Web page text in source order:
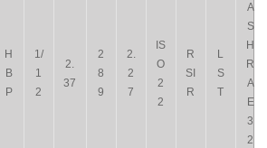
H
B
P
1/
1
2
2.
37
2
8
9
2.
2
7
IS
O
2
2
R
SI
R
L
S
T
A
S
H
R
A
E
3
2